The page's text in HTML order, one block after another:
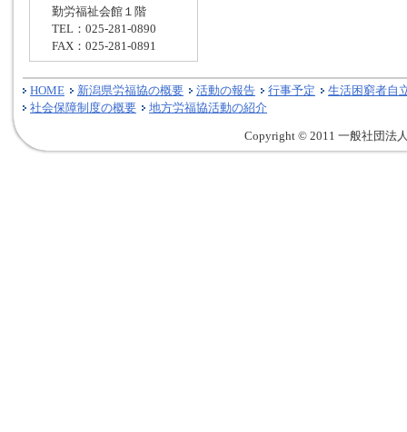
勤労福祉会館１階
TEL：025-281-0890
FAX：025-281-0891
HOME 新潟県労福協の概要 活動の報告 行事予定
生活困窮者自
社会保障制度の概要
地方労福協活動の紹介
Copyright © 2011 一般社団法